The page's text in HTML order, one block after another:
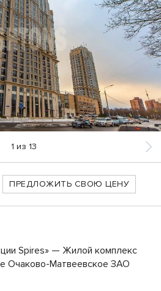
1 из 13
ПРЕДЛОЖИТЬ СВОЮ ЦЕНУ
Spires» — Жилой комплекс
Очаково-Матвеевское ЗАО